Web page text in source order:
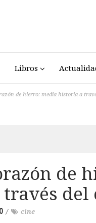
Libros
de hierro: media historia a
de
del
/ cine